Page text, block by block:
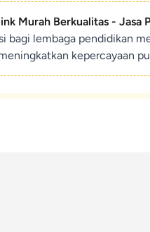
Murah Berkualitas - Jasa
bagi lembaga pendidikan
kepercayaan